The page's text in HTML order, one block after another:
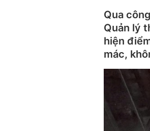
Qua
Quản lý
hiện
mác,